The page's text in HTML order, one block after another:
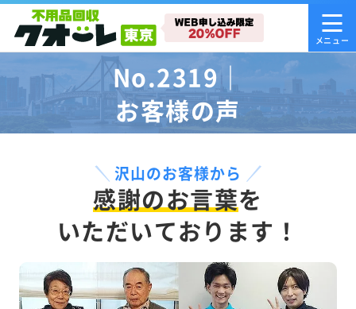
No.2319｜
お客様の声
沢山のお客様から
感謝のお言葉を
いただいております！